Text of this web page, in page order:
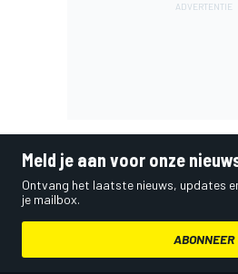
Meld je aan voor onze
Ontvang het laatste nieuws, updates
je mailbox.
ABONNEER